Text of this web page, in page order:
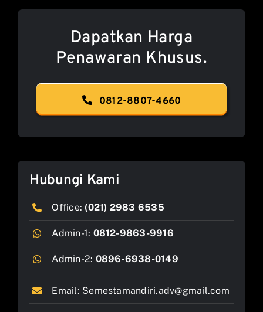
Dapatkan Harga
Penawaran Khusus.
0812-8807-4660
Hubungi Kami
Office: (021) 2983 6535
Admin-1: 0812-9863-9916
Admin-2: 0896-6938-0149
Email: Semestamandiri.adv@gmail.com